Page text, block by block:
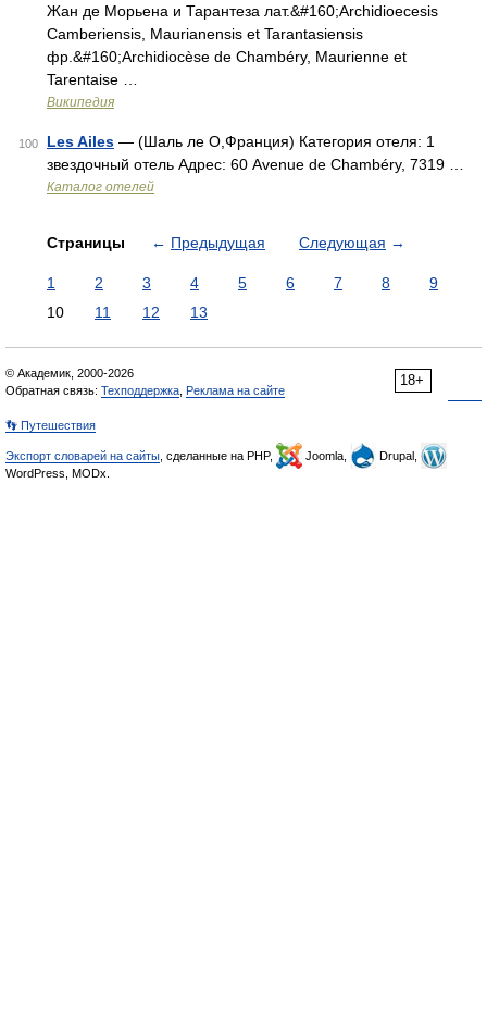
Жан де Морьена и Тарантеза лат.&#160;Archidioecesis
Camberiensis, Maurianensis et Tarantasiensis
фр.&#160;Archidiocèse de Chambéry, Maurienne et
Tarentaise …
Википедия
100 Les Ailes — (Шаль ле О,Франция) Категория отеля: 1
звездочный отель Адрес: 60 Avenue de Chambéry, 7319 …
Каталог отелей
Страницы ← Предыдущая Следующая →
1 2 3 4 5 6 7 8
9
10
11 12 13
18+
© Академик, 2000-2026
Обратная связь: Техподдержка Реклама на сайте
👣 Путешествия
Экспорт словарей на сайты , сделанные на PHP, Joomla,
Drupal,
WordPress, MODx.